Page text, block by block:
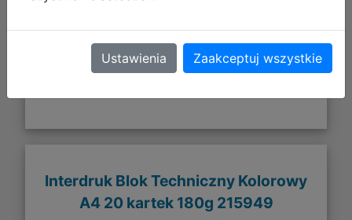
Interdruk Blok Techniczny Kolorowy
A4 20 kartek 180g 215949
Ustawienia Zaakceptuj wszystkie